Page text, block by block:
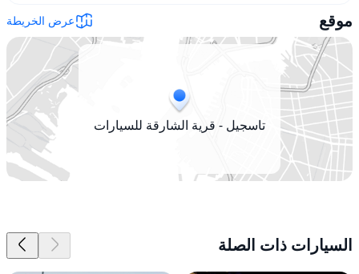
موقع عرض الخريطة
تاسجيل - قرية الشارقة للسيارات
السيارات ذات الصلة